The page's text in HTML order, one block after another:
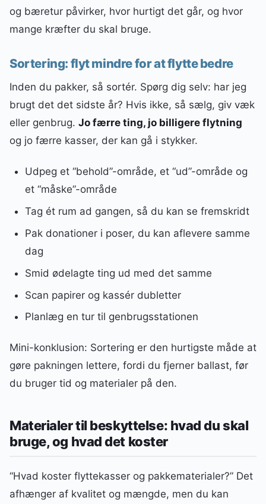
og bæretur påvirker, hvor hurtigt det går, og hvor
mange kræfter du skal bruge.
Sortering: flyt mindre for at flytte bedre
Inden du pakker, så sortér. Spørg dig selv: har jeg
brugt det det sidste år? Hvis ikke, så sælg, giv væk
eller genbrug. Jo færre ting, jo billigere flytning
og jo færre kasser, der kan gå i stykker.
Udpeg et “behold”-område, et “ud”-område og
et “måske”-område
Tag ét rum ad gangen, så du kan se fremskridt
Pak donationer i poser, du kan aflevere samme
dag
Smid ødelagte ting ud med det samme
Scan papirer og kassér dubletter
Planlæg en tur til genbrugsstationen
Mini-konklusion: Sortering er den hurtigste måde at
gøre pakningen lettere, fordi du fjerner ballast, før
du bruger tid og materialer på den.
Materialer til beskyttelse: hvad du skal
bruge, og hvad det koster
“Hvad koster flyttekasser og pakkematerialer?” Det
afhænger af kvalitet og mængde, men du kan